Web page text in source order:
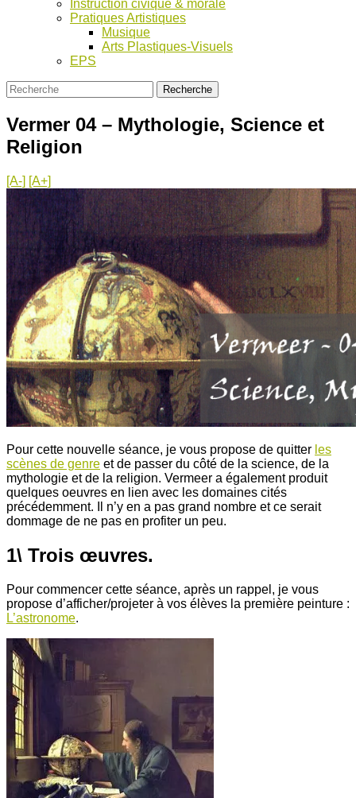
Instruction civique & morale
Pratiques Artistiques
Musique
Arts Plastiques-Visuels
EPS
Vermer 04 – Mythologie, Science et
Religion
[A-] [A+]
Pour cette nouvelle séance, je vous propose de quitter les
scènes de genre et de passer du côté de la science, de la
mythologie et de la religion. Vermeer a également produit
quelques oeuvres en lien avec les domaines cités
précédemment. Il n’y en a pas grand nombre et ce serait
dommage de ne pas en profiter un peu.
1\ Trois œuvres.
Pour commencer cette séance, après un rappel, je vous
propose d’afficher/projeter à vos élèves la première peinture :
L’astronome.